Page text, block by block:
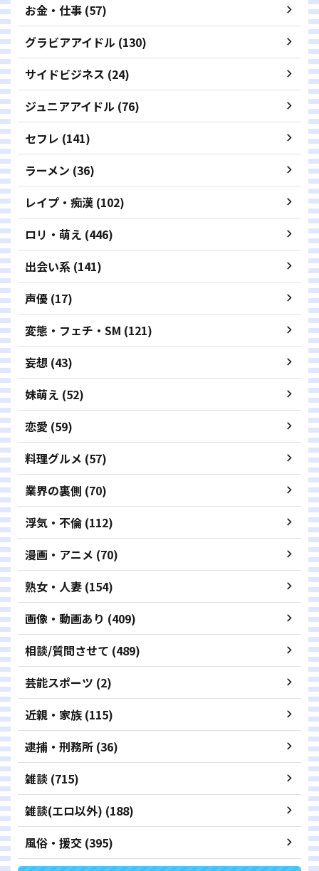
お金・仕事 (57)
グラビアアイドル (130)
サイドビジネス (24)
ジュニアアイドル (76)
セフレ (141)
ラーメン (36)
レイプ・痴漢 (102)
ロリ・萌え (446)
出会い系 (141)
声優 (17)
変態・フェチ・SM (121)
妄想 (43)
妹萌え (52)
恋愛 (59)
料理グルメ (57)
業界の裏側 (70)
浮気・不倫 (112)
漫画・アニメ (70)
熟女・人妻 (154)
画像・動画あり (409)
相談/質問させて (489)
芸能スポーツ (2)
近親・家族 (115)
逮捕・刑務所 (36)
雑談 (715)
雑談(エロ以外) (188)
風俗・援交 (395)